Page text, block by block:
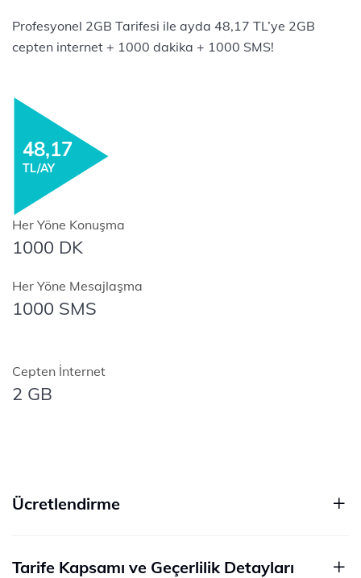
Profesyonel 2GB Tarifesi ile ayda 48,17 TL’ye 2GB
cepten internet + 1000 dakika + 1000 SMS!
48,17
TL/AY
Her Yöne Konuşma
1000 DK
Her Yöne Mesajlaşma
1000 SMS
Cepten İnternet
2 GB
Ücretlendirme
Tarife Kapsamı ve Geçerlilik Detayları